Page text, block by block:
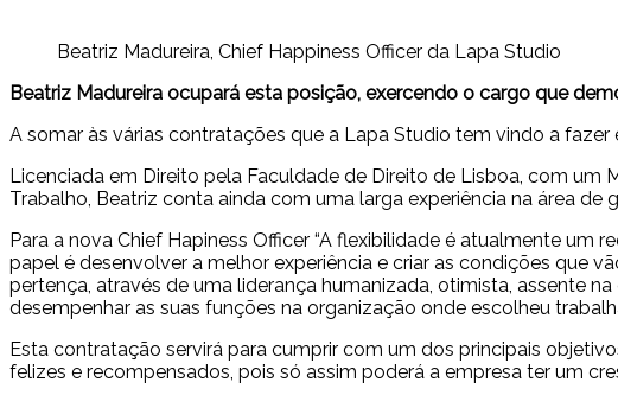
Beatriz Madureira, Chief Happiness Officer da Lapa Studio
Beatriz Madureira ocupará esta posição, exercendo o cargo que
A somar às várias contratações que a Lapa Studio tem vindo a
Licenciada em Direito pela Faculdade de Direito de Lisboa, com um
Trabalho, Beatriz conta ainda com uma larga experiência na área
Para a nova Chief Hapiness Officer “A flexibilidade é atualmente um
papel é desenvolver a melhor experiência e criar as condições que
pertença, através de uma liderança humanizada, otimista, assente
desempenhar as suas funções na organização onde escolheu
Esta contratação servirá para cumprir com um dos principais
felizes e recompensados, pois só assim poderá a empresa ter um